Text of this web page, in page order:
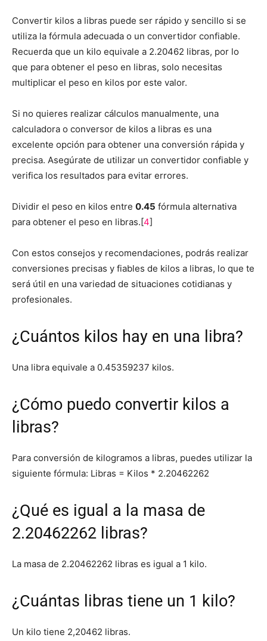
Convertir kilos a libras puede ser rápido y sencillo si se
utiliza la fórmula adecuada o un convertidor confiable.
Recuerda que un kilo equivale a 2.20462 libras, por lo
que para obtener el peso en libras, solo necesitas
multiplicar el peso en kilos por este valor.
Si no quieres realizar cálculos manualmente, una
calculadora o conversor de kilos a libras es una
excelente opción para obtener una conversión rápida y
precisa. Asegúrate de utilizar un convertidor confiable y
verifica los resultados para evitar errores.
Dividir el peso en kilos entre 0.45 fórmula alternativa
para obtener el peso en libras.[4]
Con estos consejos y recomendaciones, podrás realizar
conversiones precisas y fiables de kilos a libras, lo que te
será útil en una variedad de situaciones cotidianas y
profesionales.
¿Cuántos kilos hay en una libra?
Una libra equivale a 0.45359237 kilos.
¿Cómo puedo convertir kilos a
libras?
Para conversión de kilogramos a libras, puedes utilizar la
siguiente fórmula: Libras = Kilos * 2.20462262
¿Qué es igual a la masa de
2.20462262 libras?
La masa de 2.20462262 libras es igual a 1 kilo.
¿Cuántas libras tiene un 1 kilo?
Un kilo tiene 2,20462 libras.